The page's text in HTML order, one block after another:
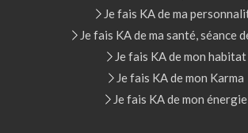
Je fais KA de ma
Je fais KA de ma santé, séance
Je fais KA de mon habitat
Je fais KA de mon Karma
Je fais KA de mon énergie